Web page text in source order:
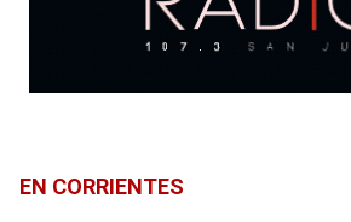
EN CORRIENTES